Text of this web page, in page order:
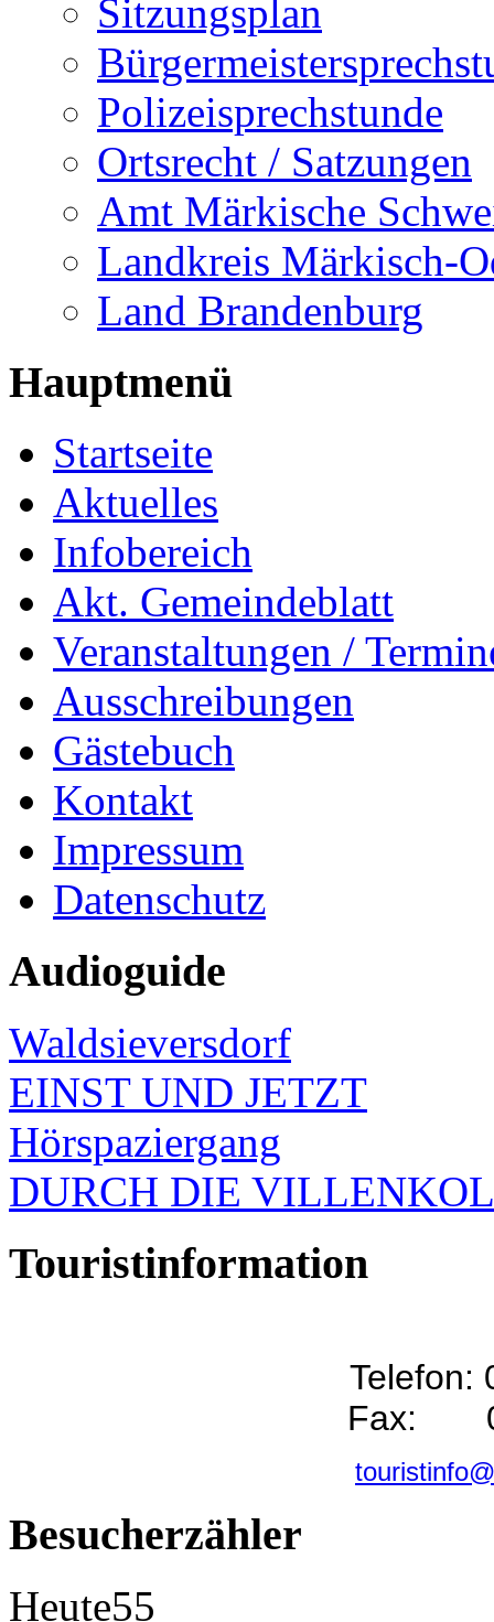
Sitzungsplan
Polizeisprechstunde
Ortsrecht / Satzungen
Amt Märkische
Landkreis Märkisch-
Land Brandenburg
Hauptmenü
Startseite
Aktuelles
Infobereich
Akt. Gemeindeblatt
Veranstaltungen /
Ausschreibungen
Gästebuch
Kontakt
Impressum
Datenschutz
Audioguide
Waldsieversdorf
EINST UND JETZT
Hörspaziergang
DURCH DIE
Touristinformation
Telefon:
Fax:
Besucherzähler
Heute55